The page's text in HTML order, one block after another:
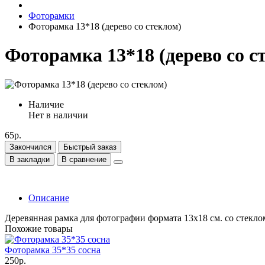
Фоторамки
Фоторамка 13*18 (дерево со стеклом)
Фоторамка 13*18 (дерево со
Наличие
Нет в наличии
65р.
Закончился
Быстрый заказ
В закладки
В сравнение
Описание
Деревянная рамка для фотографии формата 13х18 см. со
Похожие товары
Фоторамка 35*35 сосна
250р.